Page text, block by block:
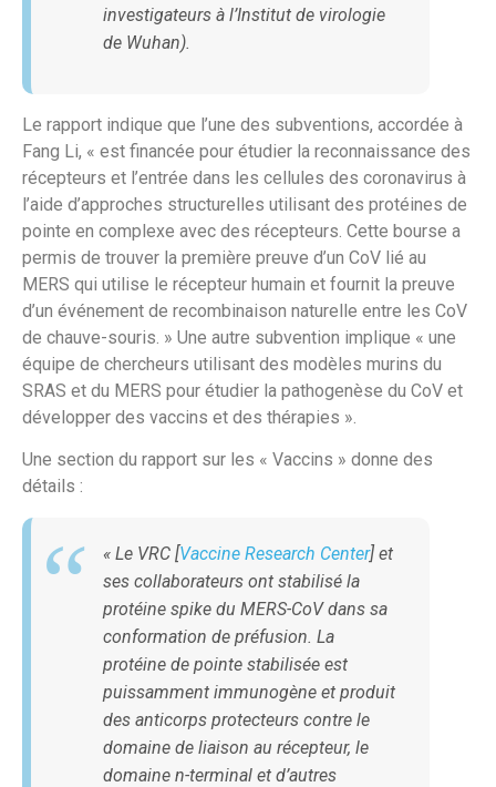
investigateurs à l’Institut de virologie
de Wuhan).
Le rapport indique que l’une des subventions, accordée à
Fang Li, « est financée pour étudier la reconnaissance des
récepteurs et l’entrée dans les cellules des coronavirus à
l’aide d’approches structurelles utilisant des protéines de
pointe en complexe avec des récepteurs. Cette bourse a
permis de trouver la première preuve d’un CoV lié au
MERS qui utilise le récepteur humain et fournit la preuve
d’un événement de recombinaison naturelle entre les CoV
de chauve-souris. » Une autre subvention implique « une
équipe de chercheurs utilisant des modèles murins du
SRAS et du MERS pour étudier la pathogenèse du CoV et
développer des vaccins et des thérapies ».
Une section du rapport sur les « Vaccins » donne des
détails :
« Le VRC [Vaccine Research Center] et
ses collaborateurs ont stabilisé la
protéine spike du MERS-CoV dans sa
conformation de préfusion. La
protéine de pointe stabilisée est
puissamment immunogène et produit
des anticorps protecteurs contre le
domaine de liaison au récepteur, le
domaine n-terminal et d’autres